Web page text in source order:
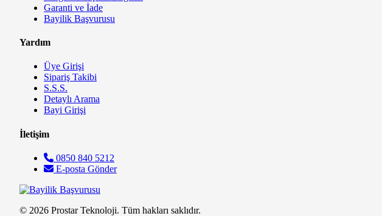
Garanti ve İade
Bayilik Başvurusu
Yardım
Üye Girişi
Sipariş Takibi
S.S.S.
Detaylı Arama
Bayi Girişi
İletişim
0850 840 5212
E-posta Gönder
© 2026 Prostar Teknoloji. Tüm hakları saklıdır.